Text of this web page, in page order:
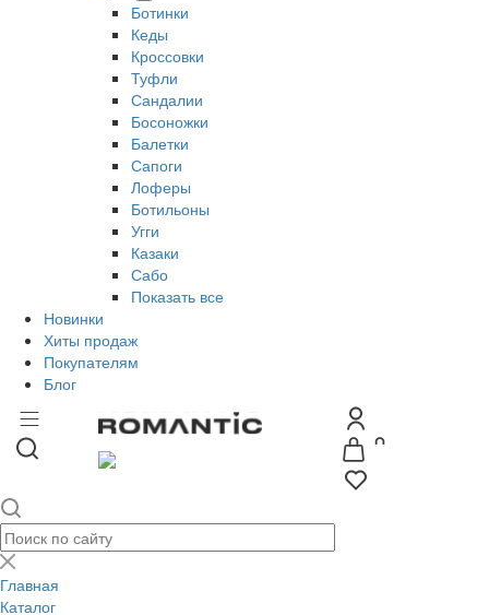
Ботинки
Кеды
Кроссовки
Туфли
Сандалии
Босоножки
Балетки
Сапоги
Лоферы
Ботильоны
Угги
Казаки
Сабо
Показать все
Новинки
Хиты продаж
Покупателям
Блог
Главная
Каталог